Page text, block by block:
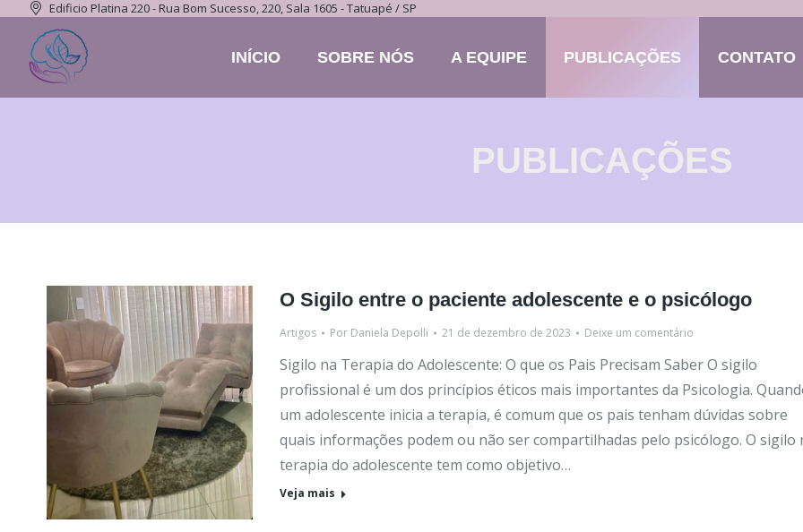
Edificio Platina 220 - Rua Bom Sucesso, 220, Sala 1605 - Tatuapé / SP
INÍCIO SOBRE NÓS A EQUIPE PUBLICAÇÕES CONTATO
PUBLICAÇÕES
O Sigilo entre o paciente adolescente e o psicólogo
Artigos Por Daniela Depolli 21 de dezembro de 2023 Deixe um comentário
Sigilo na Terapia do Adolescente: O que os Pais Precisam Saber O sigilo
profissional é um dos princípios éticos mais importantes da Psicologia.
um adolescente inicia a terapia, é comum que os pais tenham dúvidas sobre
quais informações podem ou não ser compartilhadas pelo psicólogo. O sigilo
terapia do adolescente tem como objetivo…
Veja mais